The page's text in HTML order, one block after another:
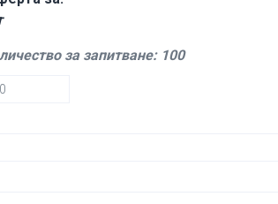
за запитване: 100